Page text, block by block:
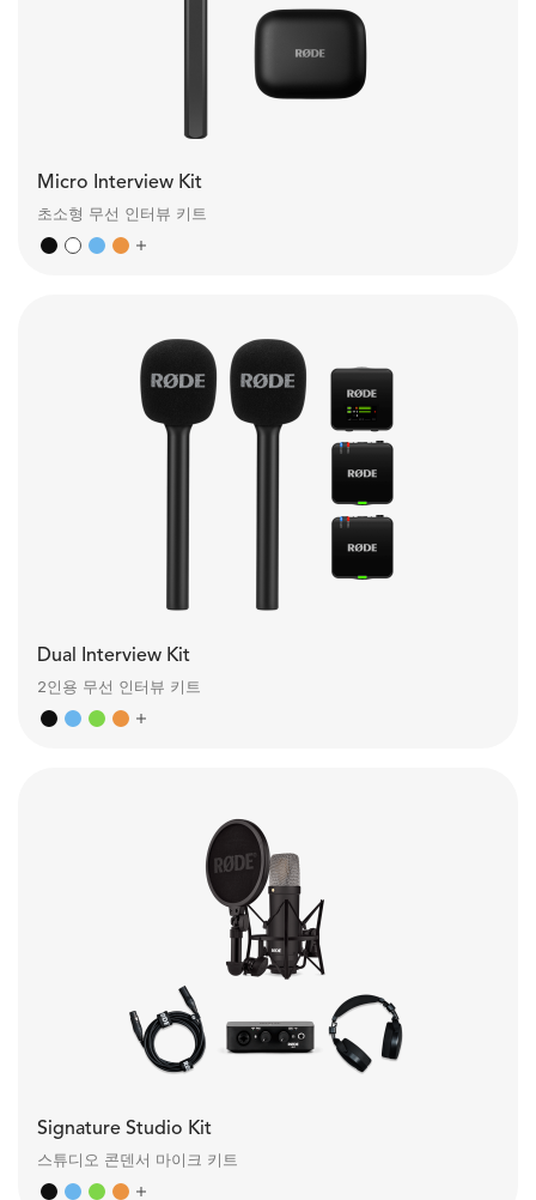
Micro Interview Kit
초소형 무선 인터뷰 키트
Dual Interview Kit
2인용 무선 인터뷰 키트
Signature Studio Kit
스튜디오 콘덴서 마이크 키트